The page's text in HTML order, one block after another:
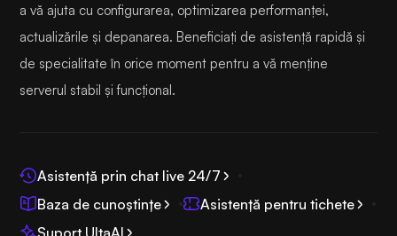
a vă ajuta cu configurarea, optimizarea performanței,
actualizările și depanarea. Beneficiați de asistență rapidă și
de specialitate în orice moment pentru a vă menține
serverul stabil și funcțional.
Asistență prin chat live 24/7
Baza de cunoștințe
Asistență pentru tichete
Suport UltaAI